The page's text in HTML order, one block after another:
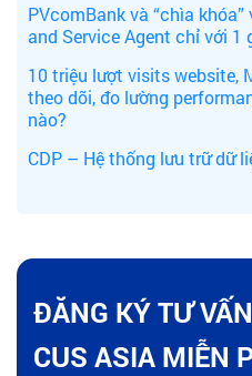
PVcomBank và “chìa
and Service Agent chỉ với 1
10 triệu lượt visits website,
theo dõi, đo lường
nào?
CDP – Hệ thống lưu trữ dữ
ĐĂNG KÝ TƯ
CUS ASIA MIỄN